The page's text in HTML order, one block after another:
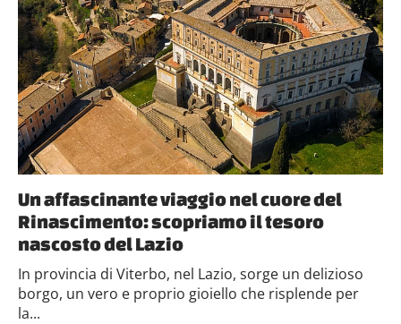
Un affascinante viaggio nel cuore del
Rinascimento: scopriamo il tesoro
nascosto del Lazio
In provincia di Viterbo, nel Lazio, sorge un delizioso
borgo, un vero e proprio gioiello che risplende per
la...